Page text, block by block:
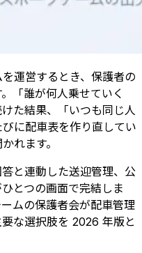
運営するとき、保護者の
「誰が何人乗せていく
た結果、「いつも同じ人
に配車表を作り直してい
れます。
と連動した送迎管理、公
とつの画面で完結しま
ムの保護者会が配車管理
な選択肢を 2026 年版と